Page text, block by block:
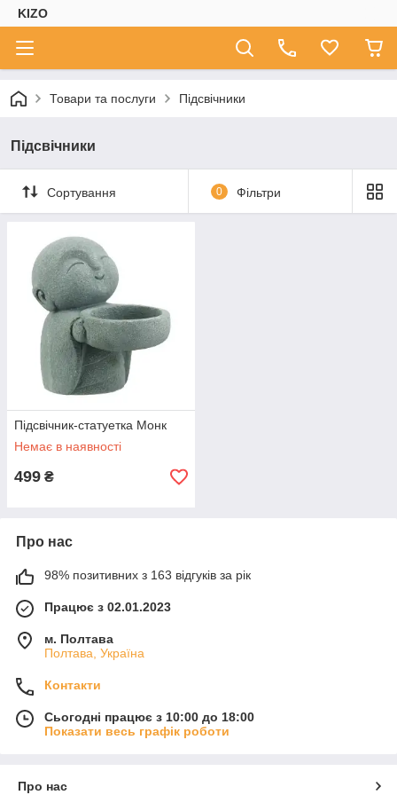
KIZO
Товари та послуги Підсвічники
Підсвічники
Сортування 0 Фільтри
Підсвічник-статуетка Монк
Немає в наявності
499 ₴
Про нас
98% позитивних з 163 відгуків за рік
Працює з 02.01.2023
м. Полтава
Полтава, Україна
Контакти
Сьогодні працює з 10:00 до 18:00
Показати весь графік роботи
Про нас